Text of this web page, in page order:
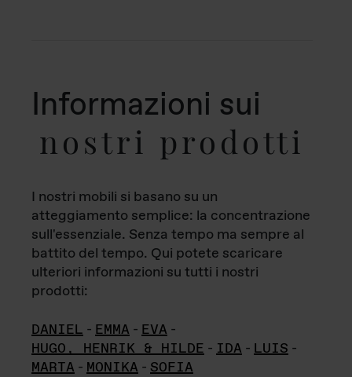
Informazioni sui
nostri prodotti
I nostri mobili si basano su un
atteggiamento semplice: la concentrazione
sull'essenziale. Senza tempo ma sempre al
battito del tempo. Qui potete scaricare
ulteriori informazioni su tutti i nostri
prodotti:
DANIEL - EMMA - EVA -
HUGO, HENRIK & HILDE - IDA - LUIS -
MARTA - MONIKA - SOFIA